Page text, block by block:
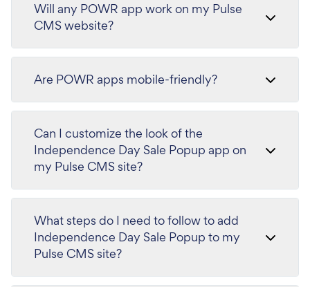
Will any POWR app work on my Pulse
CMS website?
Are POWR apps mobile-friendly?
Can I customize the look of the
Independence Day Sale Popup app on
my Pulse CMS site?
What steps do I need to follow to add
Independence Day Sale Popup to my
Pulse CMS site?